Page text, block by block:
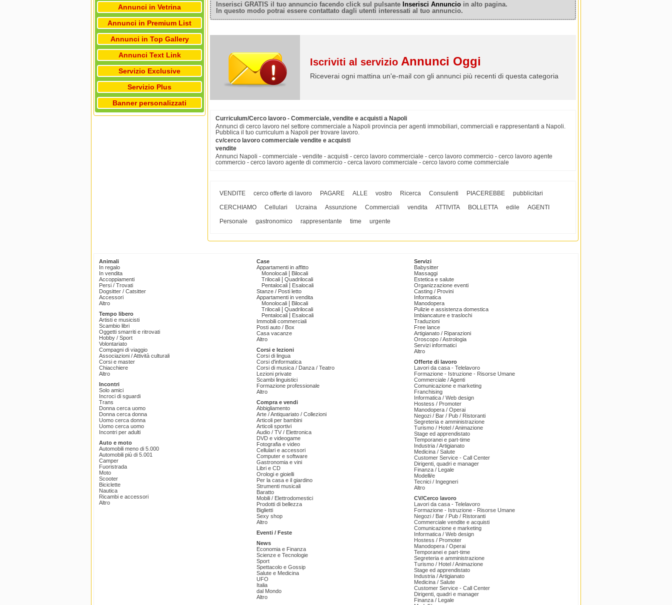
Annunci in Vetrina
Annunci in Premium List
Annunci in Top Gallery
Annunci Text Link
Servizio Exclusive
Servizio Plus
Banner personalizzati
Inserisci GRATIS il tuo annuncio facendo click sul pulsante Inserisci Annuncio in alto pagina.
In questo modo potrai essere contattato dagli utenti interessati al tuo annuncio.
Iscriviti al servizio Annunci Oggi
Riceverai ogni mattina un'e-mail con gli annunci più recenti di questa categoria
Curriculum/Cerco lavoro - Commerciale, vendite e acquisti a Napoli
Annunci di cerco lavoro nel settore commerciale a Napoli provincia per agenti immobiliari, commerciali e rappresentanti a Napoli.
Pubblica il tuo curriculum a Napoli per trovare lavoro.
cv/cerco lavoro commerciale vendite e acquisti
vendite
Annunci Napoli - commerciale - vendite - acquisti - cerco lavoro commerciale - cerco lavoro commercio - cerco lavoro agente
commercio - cerco lavoro agente di commercio - cerca lavoro commerciale - cerco lavoro come commerciale
VENDITE cerco offerte di lavoro PAGARE ALLE vostro Ricerca Consulenti PIACEREBBE
pubblicitari
CERCHIAMO
Cellulari Ucraina Assunzione Commerciali vendita ATTIVITA BOLLETTA edile
AGENTI
Personale
gastronomico rappresentante time urgente
Animali
In regalo
In vendita
Accoppiamenti
Persi / Trovati
Dogsitter / Catsitter
Accessori
Altro
Tempo libero
Artisti e musicisti
Scambio libri
Oggetti smarriti e ritrovati
Hobby / Sport
Volontariato
Compagni di viaggio
Associazioni / Attività culturali
Corsi e master
Chiacchiere
Altro
Incontri
Solo amici
Incroci di sguardi
Trans
Donna cerca uomo
Donna cerca donna
Uomo cerca donna
Uomo cerca uomo
Incontri per adulti
Auto e moto
Automobili meno di 5.000
Automobili più di 5.001
Camper
Fuoristrada
Moto
Scooter
Biciclette
Nautica
Ricambi e accessori
Altro
Case
Appartamenti in affitto
Monolocali
Bilocali
Trilocali
Quadrilocali
Pentalocali
Esalocali
Stanze / Posti letto
Appartamenti in vendita
Monolocali
Bilocali
Trilocali
Quadrilocali
Pentalocali
Esalocali
Immobili commerciali
Posti auto / Box
Casa vacanze
Altro
Corsi e lezioni
Corsi di lingua
Corsi d'informatica
Corsi di musica / Danza / Teatro
Lezioni private
Scambi linguistici
Formazione professionale
Altro
Compra e vendi
Abbigliamento
Arte / Antiquariato / Collezioni
Articoli per bambini
Articoli sportivi
Audio / TV / Elettronica
DVD e videogame
Fotografia e video
Cellulari e accessori
Computer e software
Gastronomia e vini
Libri e CD
Orologi e gioielli
Per la casa e il giardino
Strumenti musicali
Baratto
Mobili / Elettrodomestici
Prodotti di bellezza
Biglietti
Sexy shop
Altro
Eventi / Feste
News
Economia e Finanza
Scienze e Tecnologie
Sport
Spettacolo e Gossip
Salute e Medicina
UFO
Italia
dal Mondo
Altro
Servizi
Babysitter
Massaggi
Estetica e salute
Organizzazione eventi
Casting / Provini
Informatica
Manodopera
Pulizie e assistenza domestica
Imbiancature e traslochi
Traduzioni
Free lance
Artigianato / Riparazioni
Oroscopo / Astrologia
Servizi informatici
Altro
Offerte di lavoro
Lavori da casa - Telelavoro
Formazione - Istruzione - Risorse Umane
Commerciale / Agenti
Comunicazione e marketing
Franchising
Informatica / Web design
Hostess / Promoter
Manodopera / Operai
Negozi / Bar / Pub / Ristoranti
Segreteria e amministrazione
Turismo / Hotel / Animazione
Stage ed apprendistato
Temporanei e part-time
Industria / Artigianato
Medicina / Salute
Customer Service - Call Center
Dirigenti, quadri e manager
Finanza / Legale
Modelli/e
Tecnici / Ingegneri
Altro
CV/Cerco lavoro
Lavori da casa - Telelavoro
Formazione - Istruzione - Risorse Umane
Negozi / Bar / Pub / Ristoranti
Commerciale vendite e acquisti
Comunicazione e marketing
Informatica / Web design
Hostess / Promoter
Manodopera / Operai
Temporanei e part-time
Segreteria e amministrazione
Turismo / Hotel / Animazione
Stage ed apprendistato
Industria / Artigianato
Medicina / Salute
Customer Service - Call Center
Dirigenti, quadri e manager
Finanza / Legale